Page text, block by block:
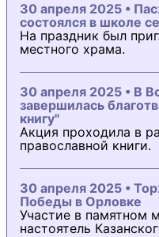
30 апреля 2025 •
состоялся в школе
На праздник был
местного храма.
30 апреля 2025 • В
завершилась
книгу"
Акция проходила в
православной книги.
30 апреля 2025 •
Победы в Орловке
Участие в памятном
настоятель